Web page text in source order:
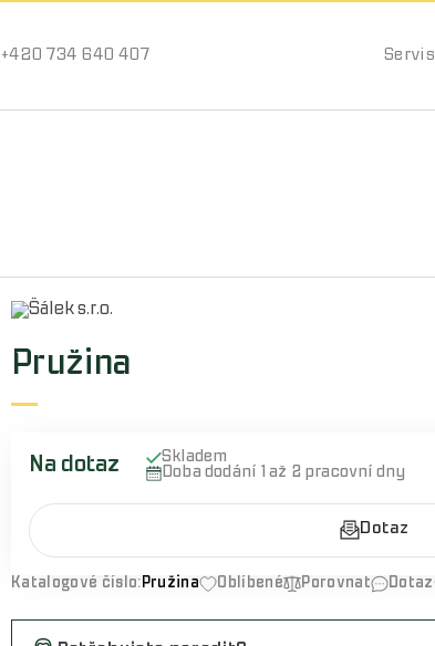
+420 734 640 407 Servis
Pružina
Na dotaz
Skladem
Doba dodání
1 až 2 pracovní dny
Dotaz
Katalogové číslo: Pružina Oblíbené Porovnat Dotaz